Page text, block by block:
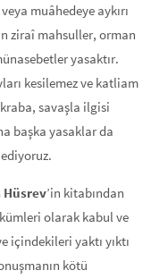
muâhedeye aykırı
ziraî mahsuller, orman
yasaktır.
kesilemez ve katliam
savaşla ilgisi
başka yasaklar da
Hüsrev’in kitabından
olarak kabul ve
içindekileri yaktı yıktı
kötü